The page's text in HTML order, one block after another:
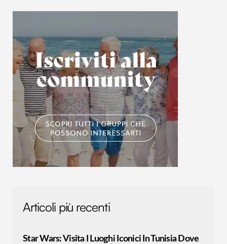
Articoli più recenti
Star Wars: Visita I Luoghi Iconici In Tunisia Dove